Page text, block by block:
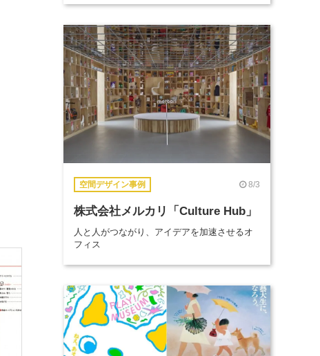
空間デザイン事例 8/3
株式会社メルカリ「Culture Hub」
人と人がつながり、アイデアを加速させるオ
フィス